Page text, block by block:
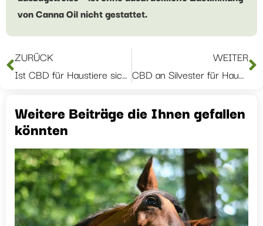
von Canna Oil nicht gestattet.
ZURÜCK
Ist CBD für Haustiere sicher? Was Hunde-, Katzen- und Pferdehalter wissen sollten
WEITER
CBD an Silvester für Haustiere
Weitere Beiträge die Ihnen gefallen
könnten